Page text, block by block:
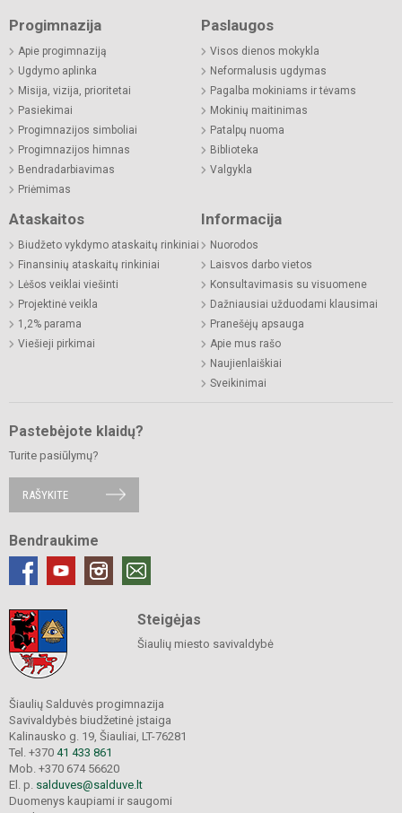
Progimnazija
Apie progimnaziją
Ugdymo aplinka
Misija, vizija, prioritetai
Pasiekimai
Progimnazijos simboliai
Progimnazijos himnas
Bendradarbiavimas
Priėmimas
Paslaugos
Visos dienos mokykla
Neformalusis ugdymas
Pagalba mokiniams ir tėvams
Mokinių maitinimas
Patalpų nuoma
Biblioteka
Valgykla
Ataskaitos
Biudžeto vykdymo ataskaitų rinkiniai
Finansinių ataskaitų rinkiniai
Lėšos veiklai viešinti
Projektinė veikla
1,2% parama
Viešieji pirkimai
Informacija
Nuorodos
Laisvos darbo vietos
Konsultavimasis su visuomene
Dažniausiai užduodami klausimai
Pranešėjų apsauga
Apie mus rašo
Naujienlaiškiai
Sveikinimai
Pastebėjote klaidų?
Turite pasiūlymų?
RAŠYKITE
Bendraukime
Steigėjas
Šiaulių miesto savivaldybė
Šiaulių Salduvės progimnazija
Savivaldybės biudžetinė įstaiga
Kalinausko g. 19, Šiauliai, LT-76281
Tel. +370 41 433 861
Mob. +370 674 56620
El. p. salduves@salduve.lt
Duomenys kaupiami ir saugomi